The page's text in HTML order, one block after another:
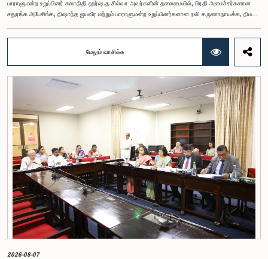
பாராளுமன்ற உறுப்பினர் கலாநிதி ஹர்ஷ.த சில்வா அவர்களின் தலைமையில், பிரதி அமைச்சர்களான
சதுரங்க அபேசிங்க, நிஷாந்த ஜயவீர மற்றும் பாராளுமன்ற உறுப்பினர்களான ரவி கருணாநாயக்க, நிமல்
நிதி பற்றிய குழுக் கூட்டத்திலேயே இந்த அங்கீகாரம் வழங்கப்பட்டது.இலங்கை ஜனநாயக சோசலிசக்
குடியரசின் அரசியலமைப்பின் 153(2) ஆம் உறுப்புரையின் பிரகாரம், கணக்காய்வாளர் நாயகத்தின்
சம்பளம் தொடர்பான பிரேரணை குழுவின் கவனத்திற்கு கொண்டு வரப்பட்டது.இதன்போது,
கணக்காய்வாளர் நாயகத்தின் பொறுப்புகள், அரச நிதி மேற்பார்வை மற்றும் கணக்காய்வுத் துறையின்
சுயாதீனத் தன்மை உள்ளிட்ட விடயங்களை கருத்தில் கொண்டு, சம்பள மட்டம் தொடர்பாக குழுத்
தலைவர் உள்ளிட்ட உறுப்பினர்கள் தமது கருத்துகளையும் பரிந்துரைகளையும் முன்வைத்தனர்.மேலும்,
அரசியலமைப்பின் 170 ஆம் உறுப்புரையின் பிரகாரம், கணக்காய்வாளர் நாயகம் ஒரு அரசாங்க ஊழியர்
அல்ல என்பதையும், நடைமுறையில் உள்ள அரசாங்க சம்பள அளவுகோலுக்கு வெளியே இப்பதவிக்கான
சம்பளத்தை விசேடமாக பரிசீலிக்க முடியும் என்பதையும் குழு சுட்டிக்காட்டியது.முன்மொழியப்பட்ட சம்பளத்
தொகை, முன்னர் பதவி வகித்த கணக்காய்வாளர் நாயகங்களின் சம்பளங்களையும் கருத்தில் கொண்டு
நிர்ணயிக்கப்பட்டதாக அதிகாரிகள் தெரிவித்தனர். இதற்கு முன்னர், சம்பளங்கள் மற்றும் பணியாளர்
ஆணைக்குழுவே இத்தகைய சம்பளங்களை நிர்ணயித்து வந்த போதிலும், தற்போது அத்தகைய
ஆணைக்குழு இல்லையெனவும் அதிகாரிகள் குறிப்பிட்டனர்.கணக்காய்வாளர் நாயகத்திற்கான
முன்மொழியப்பட்ட சம்பள மட்டத்தை குழு அங்கீகரித்திருந்தாலும், அப்பதவிக்கு வழங்கப்பட்டுள்ள
பொறுப்புகள் மற்றும் கடமைகளின் முக்கியத்துவத்தை கருத்தில் கொண்டு, அந்தச் சம்பளம் மேலும்
உயர்ந்த மட்டத்தில் இருக்க வேண்டும் என்ற கருத்தை குழுத் தலைவர் உள்ளிட்ட உறுப்பினர்கள்
முன்வைத்தனர்.அதன்படி, எதிர்காலத்தில் இச்சம்பள மட்டம் தொடர்பாக மேலும் கவனம் செலுத்தி
தேவையான தீர்மானங்கள் எடுக்கப்பட வேண்டியதன் அவசியம் குழுவில் வலியுறுத்தப்பட்டது. மேலும்,
நிரந்தரமானதும் சுயாதீனமானதுமான சம்பள மற்றும் பணியாளர் ஆணைக்குழுவை நிறுவுவதற்கான
யோசனையையும் குழுத் தலைவர் முன்வைத்தார்.
மேலும் வாசிக்க
2026-08-07